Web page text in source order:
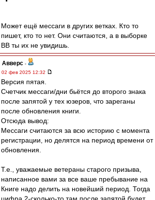
Может ещё мессаги в других ветках. Кто то
пишет, кто то нет. Они считаются, а в выборке
ВВ ты их не увидишь.
Авверс -
02 фев 2025 12:32
Версия пятая.
Счетчик мессаги/дни бьётся до второго знака
после запятой у тех юзеров, что зареганы
после обновления книги.
Отсюда вывод:
Мессаги считаются за всю историю с момента
регистрации, но делятся на период времени от
обновления.
Т.е., уважаемые ветераны старого призыва,
написанное вами за все ваше пребывание на
Книге надо делить на новейший период. Тогда